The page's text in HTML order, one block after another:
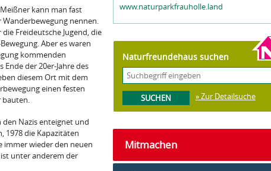
kann man fast
nennen.
Freideutsche Jugend, die
Aber es waren
kommenden
der 20er-Jahre des
diesem Ort mit dem
einen festen
bauten.
den Nazis enteignet und
1978 die Kapazitäten
wieder den neuen
unter anderem der
www.naturparkfrauholle.land
Naturfreundehaus suchen
» Zur Detailsuche
Mitmachen